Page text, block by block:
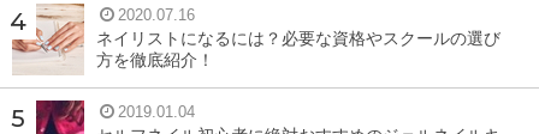
2020.07.16
ネイリストになるには？必要な資格やスクールの選び
方を徹底紹介！
2019.01.04